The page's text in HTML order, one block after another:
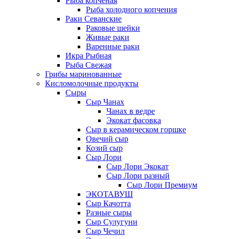
Рыба холодного копчения
Раки Севанские
Раковые шейки
Живые раки
Варенные раки
Икра Рыбная
Рыба Свежая
Грибы маринованные
Кисломолочные продукты
Сыры
Сыр Чанах
Чанах в ведре
Экокат фасовка
Сыр в керамическом горшке
Овечий сыр
Козий сыр
Сыр Лори
Сыр Лори Экокат
Сыр Лори разный
Сыр Лори Премиум
ЭКОТАВУШ
Сыр Качотта
Разные сыры
Сыр Сулугуни
Сыр Чечил